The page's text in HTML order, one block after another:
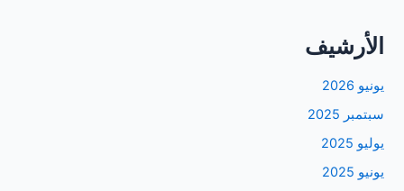
الأرشيف
يونيو 2026
سبتمبر 2025
يوليو 2025
يونيو 2025